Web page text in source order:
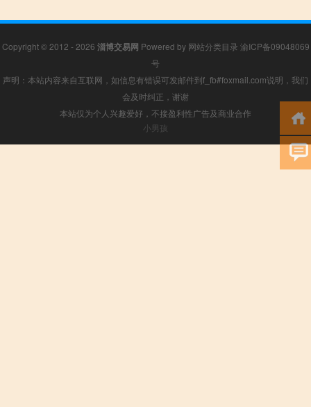
Copyright © 2012 - 2026 淄博交易网 Powered by 网站分类目录 渝ICP备09048069
号
声明：本站内容来自互联网，如信息有错误可发邮件到f_fb#foxmail.com说明，我们
会及时纠正，谢谢
本站仅为个人兴趣爱好，不接盈利性广告及商业合作
小男孩